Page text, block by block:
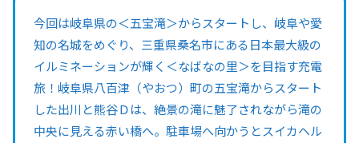
今回は岐阜県の＜五宝滝＞からスタートし、岐阜や愛
知の名城をめぐり、三重県桑名市にある日本最大級の
イルミネーションが輝く＜なばなの里＞を目指す充電
旅！岐阜県八百津（やおつ）町の五宝滝からスタート
した出川と熊谷Ｄは、絶景の滝に魅了されながら滝の
中央に見える赤い橋へ。駐車場へ向かうとスイカヘル